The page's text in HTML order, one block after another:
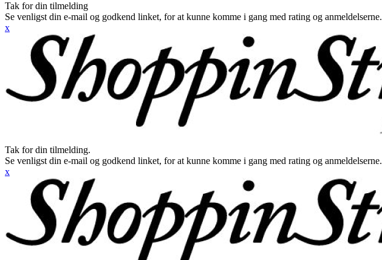
Tak for din tilmelding
Se venligst din e-mail og godkend linket, for at kunne komme i gang med rating og anmeldelserne.
x
Tak for din tilmelding.
Se venligst din e-mail og godkend linket, for at kunne komme i gang med rating og anmeldelserne.
x